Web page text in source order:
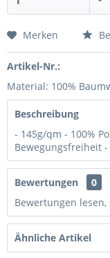
Merken
Artikel-Nr.:
Material: 100%
Beschreibung
- 145g/qm - 100%
Bewegungsfreiheit
Bewertungen
0
Bewertungen
Ähnliche Artikel